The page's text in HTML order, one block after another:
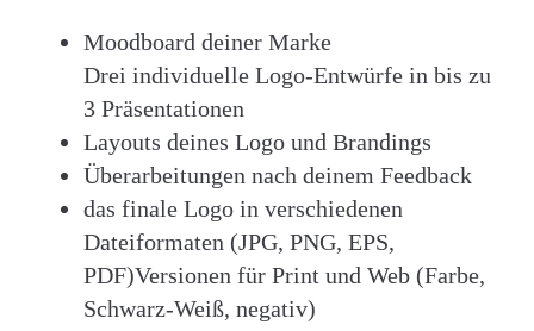
Moodboard deiner Marke
Drei individuelle Logo-Entwürfe in bis zu
3 Präsentationen
Layouts deines Logo und Brandings
Überarbeitungen nach deinem Feedback
das finale Logo in verschiedenen
Dateiformaten (JPG, PNG, EPS,
PDF)Versionen für Print und Web (Farbe,
Schwarz-Weiß, negativ)